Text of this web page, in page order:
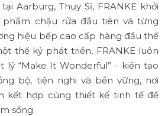
Aarburg, Thụy Sĩ, FRANKE khởi
phẩm chậu rửa đầu tiên và từng
hiệu bếp cao cấp hàng đầu thế
thế kỷ phát triển, FRANKE luôn
lý “Make It Wonderful” - kiến tạo
bộ, tiện nghi và bền vững, nơi
kết hợp cùng thiết kế tinh tế để
sống.